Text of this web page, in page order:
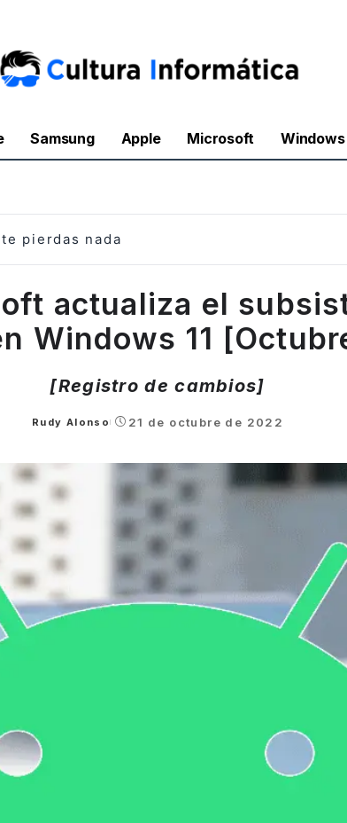
Samsung Apple Microsoft Windows
pierdas nada
actualiza el
Windows 11
[Registro de cambios]
Posted
Rudy Alonso 21 de octubre de 2022